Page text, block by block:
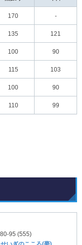
170 -
135 121
100 90
115 103
100 90
110 99
95 (555)